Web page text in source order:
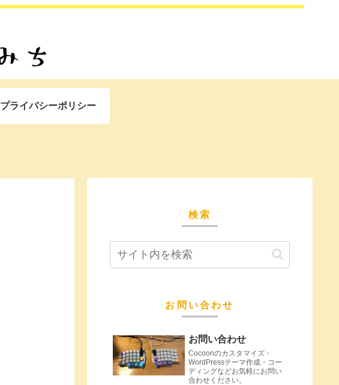
プライバシーポリシー
検索
お問い合わせ
お問い合わせ
Cocoonのカスタマイズ・
WordPressテーマ作成・コー
ディングなどお気軽にお問い
合わせください。